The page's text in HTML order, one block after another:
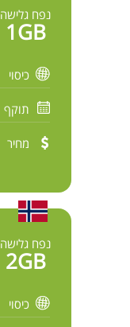
נפח גלישה
1GB
כיסוי
תוקף
מחיר
נפח גלישה
2GB
כיסוי